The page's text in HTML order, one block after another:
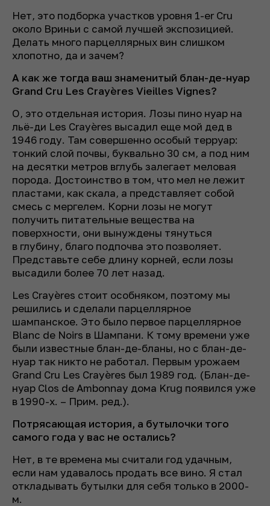
Нет, это подборка участков уровня 1-er Cru
около Вриньи с самой лучшей экспозицией.
Делать много парцеллярных вин слишком
хлопотно, да и зачем?
А как же тогда ваш знаменитый блан-де-нуар
Grand Cru Les Crayères Vieilles Vignes?
О, это отдельная история. Лозы пино нуар на
льё-ди Les Crayères высадил еще мой дед в
1946 году. Там совершенно особый терруар:
тонкий слой почвы, буквально 30 см, а под ним
на десятки метров вглубь залегает меловая
порода. Достоинство в том, что мел не лежит
пластами, как скала, а представляет собой
смесь с мергелем. Корни лозы не могут
получить питательные вещества на
поверхности, они вынуждены тянуться
в глубину, благо подпочва это позволяет.
Представьте себе длину корней, если лозы
высадили более 70 лет назад.
Les Crayères стоит особняком, поэтому мы
решились и сделали парцеллярное
шампанское. Это было первое парцеллярное
Blanc de Noirs в Шампани. К тому времени уже
были известные блан-де-бланы, но с блан-де-
нуар так никто не работал. Первым урожаем
Grand Cru Les Crayères был 1989 год. (Блан-де-
нуар Clos de Ambonnay дома Krug появился уже
в 1990-х. – Прим. ред.).
Потрясающая история, а бутылочки того
самого года у вас не остались?
Нет, в те времена мы считали год удачным,
если нам удавалось продать все вино. Я стал
откладывать бутылки для себя только в 2000-
м.